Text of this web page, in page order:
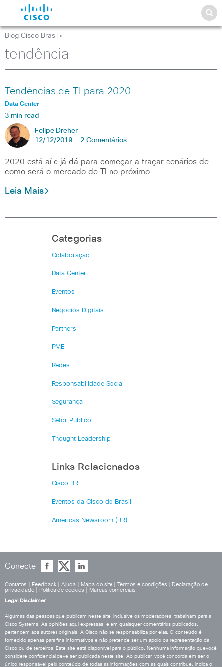
Blog Cisco Brasil >
tendência
Tendências de TI para 2020
Data Center
3 min read
Felipe Dreher
12/12/2019 - 2 Comentários
2020 está aí e já dá para começar a traçar cenários de
como será o mercado de TI no próximo
Leia Mais
Categorias
Colaboração
Data Center
Eventos
Negócios Digitais
Partners
PME
Redes
Responsabilidade Social
Segurança
Setor Público
Thought Leadership
Links Relacionados
Cisco.BR
Eventos da Cisco do Brasil
Americas Newsroom (BR)
Conecte
Contatos Feedback Ajuda Mapa do site Termos e condições
Declaração de
privacidade
Política de cookies
Marcas comerciais
Legal Disclaimer
Algumas das pessoas que publicam neste site, inclusive os moderadores, trabalham para a
Cisco Systems. As opiniões aqui expressas, e em quaisquer comentários publicados,
pertencem aos autores originais. A Cisco não se responsabiliza por elas. O conteúdo é
fornecido apenas para fins informativos e não pretende ser um apoio ou representação da
Cisco ou de terceiros. Este site está disponível para o público. Nenhuma informação quevocê
considere confidencial deve ser publicada neste site. Ao publicar, você concorda em ser o
único responsável pelo conteúdo de todas as informações com as quais contribue, indica o